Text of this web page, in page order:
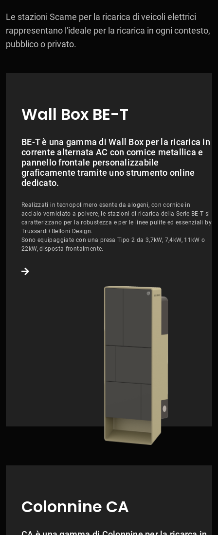
Le stazioni Scame per la ricarica di veicoli elettrici
rappresentano l'ideale per la ricarica in ogni contesto,
pubblico o privato.
Wall Box BE-T
BE-T è una gamma di Wall Box per la ricarica in
corrente alternata AC con cornice metallica e
pannello frontale personalizzabile
graficamente tramite uno strumento online
dedicato.
Realizzati in tecnopolimero esente da alogeni, con cornice in
acciaio verniciato a polvere, le stazioni di ricarica della Serie BE-T si
caratterizzano per la robustezza e per le linee pulite ed essenziali by
Trussardi+Belloni Design.
Sono equipaggiate con una presa Tipo 2 da 3,7kW, 7,4kW, 11kW o
22kW, disposta frontalmente.
Colonnine CA